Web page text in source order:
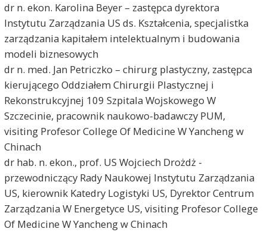
dr n. ekon. Karolina Beyer – zastępca dyrektora
Instytutu Zarządzania US ds. Kształcenia, specjalistka
zarządzania kapitałem intelektualnym i budowania
modeli biznesowych
dr n. med. Jan Petriczko – chirurg plastyczny, zastępca
kierującego Oddziałem Chirurgii Plastycznej i
Rekonstrukcyjnej 109 Szpitala Wojskowego W
Szczecinie, pracownik naukowo-badawczy PUM,
visiting Profesor College Of Medicine W Yancheng w
Chinach
dr hab. n. ekon., prof. US Wojciech Drożdż -
przewodniczący Rady Naukowej Instytutu Zarządzania
US, kierownik Katedry Logistyki US, Dyrektor Centrum
Zarządzania W Energetyce US, visiting Profesor College
Of Medicine W Yancheng w Chinach